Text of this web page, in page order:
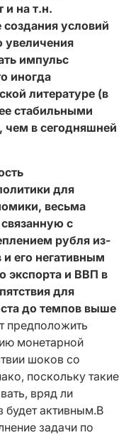
и на т.н.
условий
увеличения
импульс
иногда
литературе (в
стабильными
в сегодняшней
для
весьма
с
рубля из-
его негативным
экспорта и ВВП в
для
до темпов выше
предположить
монетарной
шоков со
поскольку такие
вряд ли
будет активным.В
задачи по